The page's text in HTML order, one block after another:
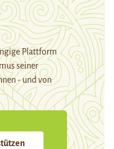
Plattform
seiner
- und von